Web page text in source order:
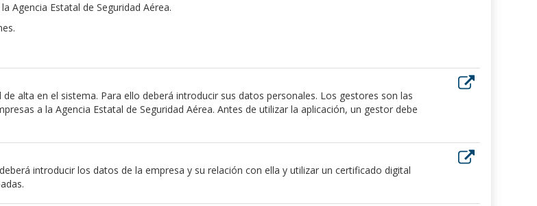
Agencia Estatal de Seguridad Aérea.
alta en el sistema. Para ello deberá introducir sus datos personales. Los gestores son las
a la Agencia Estatal de Seguridad Aérea. Antes de utilizar la aplicación, un gestor debe
introducir los datos de la empresa y su relación con ella y utilizar un certificado digital